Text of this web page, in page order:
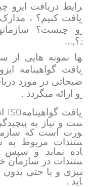
شرایط دریافت ایزو
دریافت کنیم؟ ،
ایزو چیست؟
اند؟,...
اینها نمونه هایی
دریافت گواهینامه
توضیحاتی در مورد
ایزو ارائه میگردد .
دریافت گواهینامهISO
نیست و نیاز به
صورت است که
مستندات مربوط به
آماده نماید و سپس
مستندات در سازمان
ممیزی و یا حتی بدون
نماید .